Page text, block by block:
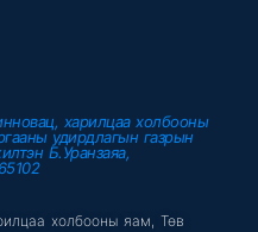
харилцаа холбооны
удирдлагын газрын
Б.Уранзаяа,
холбооны яам, Төв